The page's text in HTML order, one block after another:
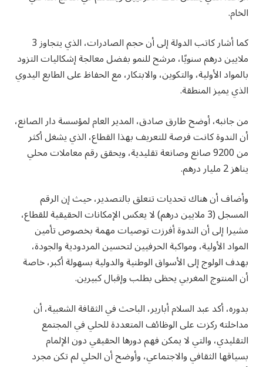
الخام.
كما أشار كاتب الدولة إلى أن حجم الصادرات، الذي يتجاوز 3
ملايين درهم سنويًا، مرشح للنمو بفضل معالجة إشكاليات التزود
بالمواد الأولية، والتكوين، والابتكار، مع الحفاظ على الطابع اليدوي
الذي يميز المنطقة.
من جانبه، أوضح طارق صادق، المدير العام لمؤسسة دار الصانع،
أن الندوة كانت فرصة للتعريف بهذا القطاع، الذي يشغل أكثر
من 9200 صانع وصانعة تقليدية، ويحقق رقم معاملات محلي
يناهز 2 مليار درهم.
وأضاف أن هناك تحديات تتعلق بالتصدير، حيث إن الرقم
المسجل (3 ملايين درهم) لا يعكس الإمكانات الحقيقية للقطاع،
مشيرا إلى أن الندوة أفرزت توصيات مهمة بخصوص تأمين
المواد الأولية، ومواكبة الحرفيين لتحسين المردودية والجودة،
بهدف الولوج إلى الأسواق الوطنية والدولية بسهولة أكبر، خاصة
أن المنتوج المغربي يحظى بطلب وإقبال كبيرين.
بدوره، أكد عبد السلام أبارير، الباحث في الثقافة الشعبية، أن
مداخلته ركزت على الوظائف المتعددة للحلي في المجتمع
التقليدي، والتي لا يمكن فهم دورها الحقيقي دون الإلمام
بسياقها الثقافي والاجتماعي، وأوضح أن الحلي لم تكن مجرد